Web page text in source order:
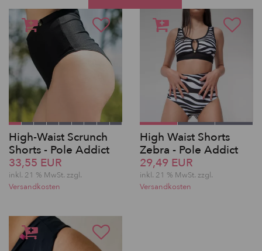
High-Waist Scrunch
Shorts - Pole Addict
33,55 EUR
inkl. 21 % MwSt. zzgl.
Versandkosten
High Waist Shorts
Zebra - Pole Addict
29,49 EUR
inkl. 21 % MwSt. zzgl.
Versandkosten